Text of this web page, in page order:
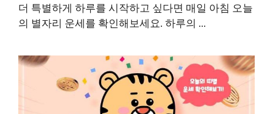
더 특별하게 하루를 시작하고 싶다면 매일 아침 오늘
의 별자리 운세를 확인해보세요. 하루의 ...